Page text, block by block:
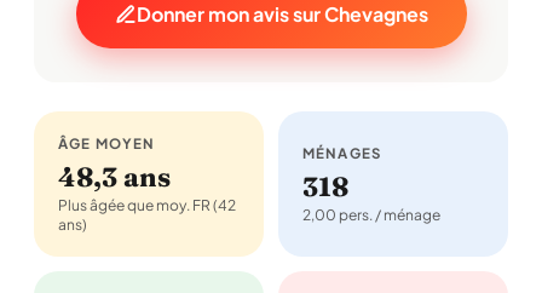
Donner mon avis sur Chevagnes
ÂGE MOYEN
48,3 ans
Plus âgée que moy. FR (42
ans)
MÉNAGES
318
2,00 pers. / ménage